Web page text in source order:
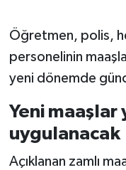
Öğretmen, polis,
personelinin
yeni dönemde
Yeni maaşlar
uygulanacak
Açıklanan zamlı